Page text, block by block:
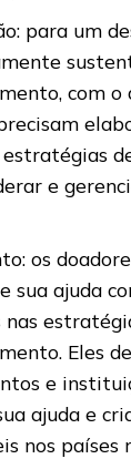
para um
com o
e
os
sua ajuda
nas
Eles
e
ajuda e
nos países